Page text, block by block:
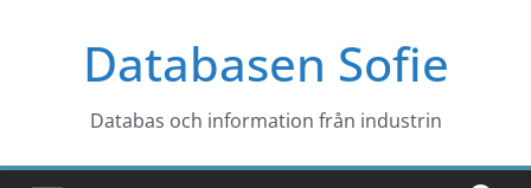
Databasen Sofie
Databas och information från industrin